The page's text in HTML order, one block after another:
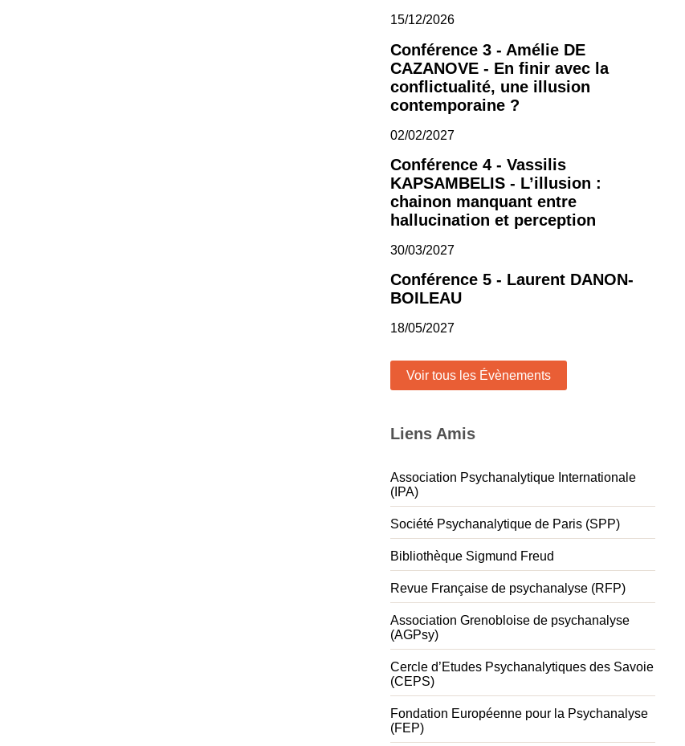
15/12/2026
Conférence 3 - Amélie DE
CAZANOVE - En finir avec la
conflictualité, une illusion
contemporaine ?
02/02/2027
Conférence 4 - Vassilis
KAPSAMBELIS - L’illusion :
chainon manquant entre
hallucination et perception
30/03/2027
Conférence 5 - Laurent DANON-
BOILEAU
18/05/2027
Voir tous les Évènements
Liens Amis
Association Psychanalytique Internationale
(IPA)
Société Psychanalytique de Paris (SPP)
Bibliothèque Sigmund Freud
Revue Française de psychanalyse (RFP)
Association Grenobloise de psychanalyse
(AGPsy)
Cercle d’Etudes Psychanalytiques des Savoie
(CEPS)
Fondation Européenne pour la Psychanalyse
(FEP)